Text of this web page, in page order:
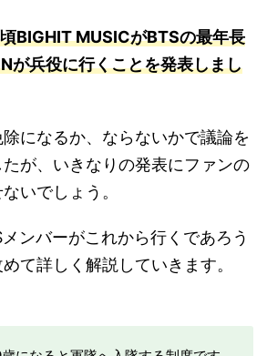
BIGHITMUSICがBTSの最年長
が兵役に行くことを発表しまし
になるか、ならないかで議論を
が、いきなりの発表にファンの
いでしょう。
ンバーがこれから行くであろう
て詳しく解説していきます。